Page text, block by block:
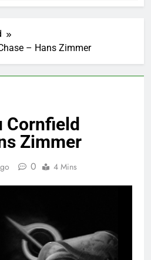
– Hans Zimmer
Cornfield
Zimmer
0 4 Mins